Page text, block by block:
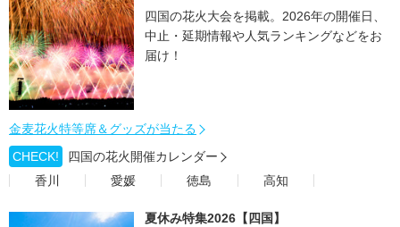
四国の花火大会を掲載。2026年の開催日、
中止・延期情報や人気ランキングなどをお
届け！
金麦花火特等席＆グッズが当たる
CHECK!
四国の花火開催カレンダー
香川
愛媛 徳島 高知
夏休み特集2026【四国】